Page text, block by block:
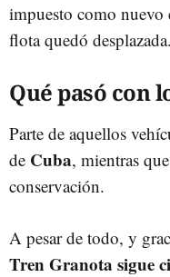
impuesto como nuevo
flota quedó desplazada.
Qué pasó con
Parte de aquellos
de Cuba, mientras
conservación.
A pesar de todo, y
Tren Granota sigue